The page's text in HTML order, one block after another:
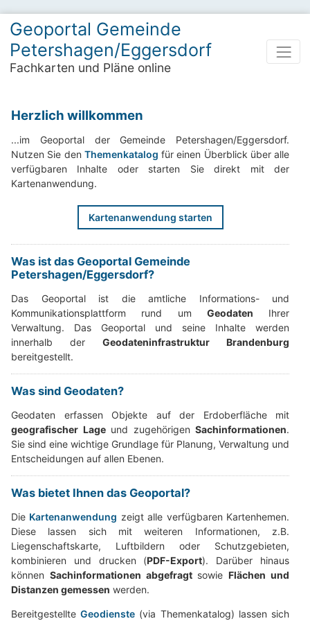
Geoportal Gemeinde
Petershagen/Eggersdorf
Fachkarten und Pläne online
Herzlich willkommen
...im Geoportal der Gemeinde Petershagen/Eggersdorf.
Nutzen Sie den Themenkatalog für einen Überblick über alle
verfügbaren Inhalte oder starten Sie direkt mit der
Kartenanwendung.
Kartenanwendung starten
Was ist das Geoportal Gemeinde
Petershagen/Eggersdorf?
Das Geoportal ist die amtliche Informations- und
Kommunikationsplattform rund um Geodaten Ihrer
Verwaltung. Das Geoportal und seine Inhalte werden
innerhalb der Geodateninfrastruktur Brandenburg
bereitgestellt.
Was sind Geodaten?
Geodaten erfassen Objekte auf der Erdoberfläche mit
geografischer Lageund zugehörigen Sachinformationen.
Sie sind eine wichtige Grundlage für Planung, Verwaltung und
Entscheidungen auf allen Ebenen.
Was bietet Ihnen das Geoportal?
Die Kartenanwendung zeigt alle verfügbaren Kartenhemen.
Diese lassen sich mit weiteren Informationen, z.B.
Liegenschaftskarte, Luftbildern oder Schutzgebieten,
kombinieren und drucken (PDF-Export). Darüber hinaus
können Sachinformationen abgefragtsowieFlächen und
Distanzen gemessen werden.
BereitgestellteGeodienste (via Themenkatalog) lassen sich